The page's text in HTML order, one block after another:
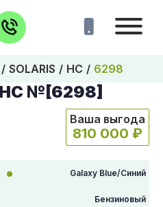
SOLARIS HC 6298
№[6298]
Ваша выгода
810 000 ₽
Galaxy Blue/Синий
Бензиновый